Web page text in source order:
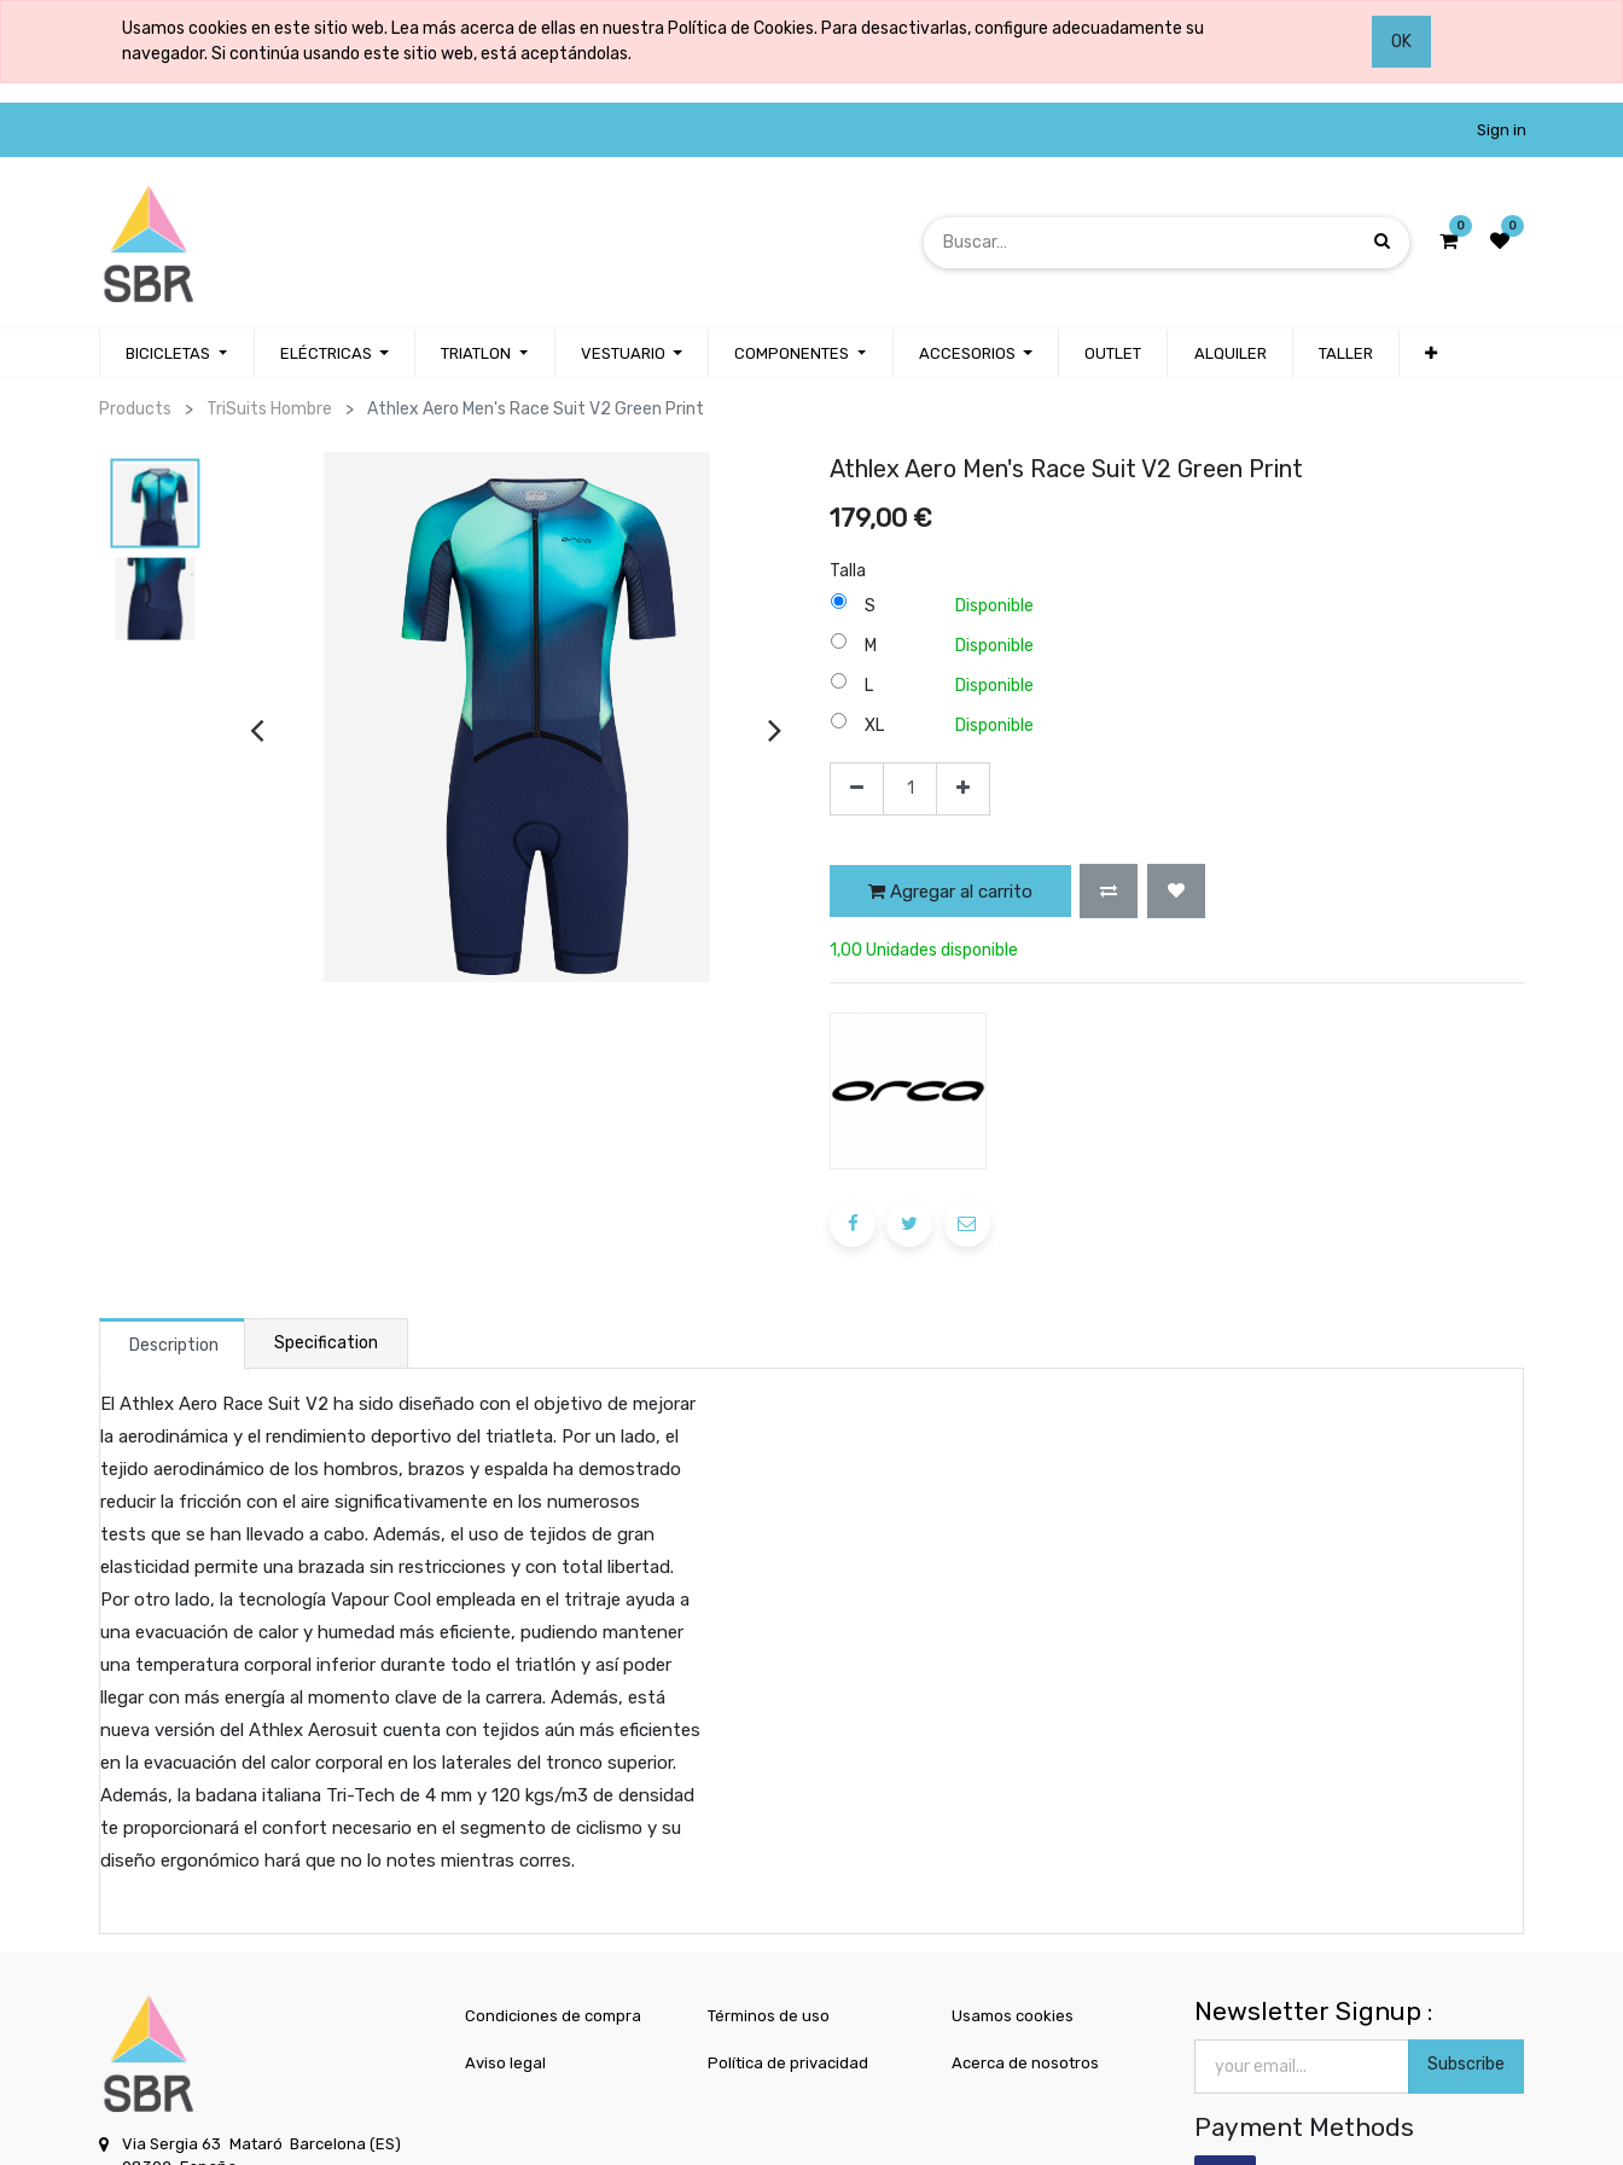
Usamos cookies en este sitio web. Lea más acerca de ellas en nuestra Política de Cookies. Para desactivarlas, configure adecuadamente su
navegador. Si continúa usando este sitio web, está aceptándolas.
OK
Sign in
0 0
BICICLETAS ELÉCTRICAS TRIATLON VESTUARIO COMPONENTES ACCESORIOS OUTLET ALQUILER TALLER
Products TriSuits Hombre Athlex Aero Men's Race Suit V2 Green Print
Athlex Aero Men's Race Suit V2 Green Print
179,00 €
Talla
S
Disponible
M
Disponible
L
Disponible
XL
Disponible
Agregar al carrito
1,00 Unidades disponible
Description Specification
El Athlex Aero Race Suit V2 ha sido diseñado con el objetivo de mejorar
la aerodinámica y el rendimiento deportivo del triatleta. Por un lado, el
tejido aerodinámico de los hombros, brazos y espalda ha demostrado
reducir la fricción con el aire significativamente en los numerosos
tests que se han llevado a cabo. Además, el uso de tejidos de gran
elasticidad permite una brazada sin restricciones y con total libertad.
Por otro lado, la tecnología Vapour Cool empleada en el tritraje ayuda a
una evacuación de calor y humedad más eficiente, pudiendo mantener
una temperatura corporal inferior durante todo el triatlón y así poder
llegar con más energía al momento clave de la carrera. Además, está
nueva versión del Athlex Aerosuit cuenta con tejidos aún más eficientes
en la evacuación del calor corporal en los laterales del tronco superior.
Además, la badana italiana Tri-Tech de 4 mm y 120 kgs/m3 de densidad
te proporcionará el confort necesario en el segmento de ciclismo y su
diseño ergonómico hará que no lo notes mientras corres.
Via Sergia 63 Mataró Barcelona (ES)
Condiciones de compra
Aviso legal
Términos de uso
Política de privacidad
Usamos cookies
Acerca de nosotros
Newsletter Signup :
Subscribe
Payment Methods